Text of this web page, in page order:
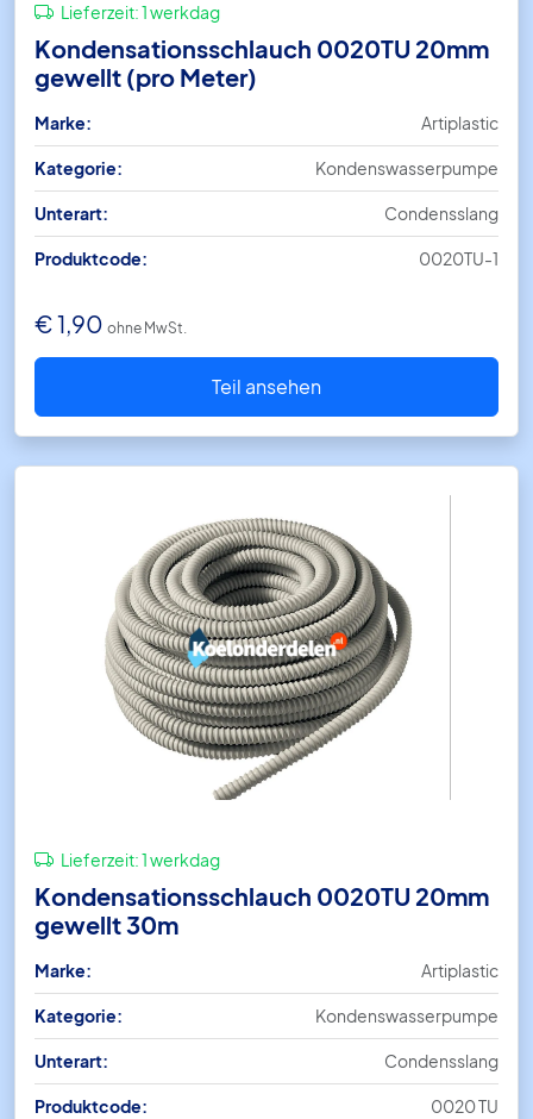
Lieferzeit:1 werkdag
Kondensationsschlauch 0020TU 20mm
gewellt (pro Meter)
Marke: Artiplastic
Kategorie: Kondenswasserpumpe
Unterart: Condensslang
Produktcode: 0020TU-1
€1,90 ohne MwSt.
Teil ansehen
Lieferzeit:1 werkdag
Kondensationsschlauch 0020TU 20mm
gewellt 30m
Marke: Artiplastic
Kategorie: Kondenswasserpumpe
Unterart: Condensslang
Produktcode: 0020 TU